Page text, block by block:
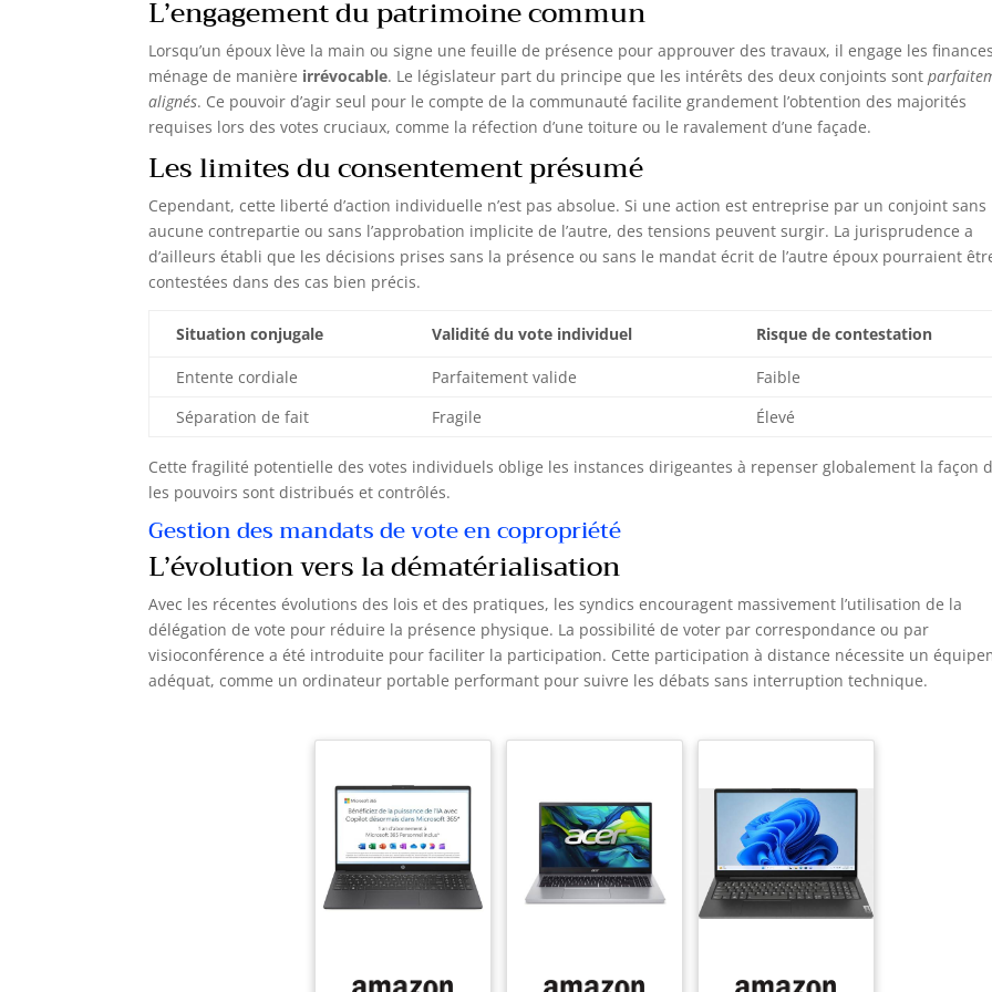
reste comme neuve
【SERRURE EN ACIER】La
serrure en acier est
antirouille, solide et
résistant à l'usure. Elle
protège vos affaires
personnelles en toute
sécurité
reste comme neuve
serrure en acier est
antirouille, solide et
résistant à l'usure. Elle
protège vos affaires
sécurité
fermeture avec serrures
tampons en caoutchouc
garantissent une
fermeture silencieuses,
ROBUSTESSE
INDUSTRIELLE: Fait
d'acier de haute qualité,
ce meuble industriel est
bien plus qu'une simple
fonctionnel, idéal pour
les amateurs de meuble
étagères de rangement
nettoyage, faisant de
FACILE, EXPÉRIENCE
OPTIMISÉE: Oubliez les
Imaginez-la comme le
vestiaire industriel de
vos rêves, combinant à
la fois le style et la
fonctionnalité, tout en
offrant une organisation
L’engagement du patrimoine commun
Lorsqu’un époux lève la main ou signe une feuille de présence pour approuver des travaux, il engage les
ménage de manière irrévocable. Le législateur part du principe que les intérêts des deux conjoints sont
alignés. Ce pouvoir d’agir seul pour le compte de la communauté facilite grandement l’obtention des majorités
requises lors des votes cruciaux, comme la réfection d’une toiture ou le ravalement d’une façade.
Les limites du consentement présumé
Cependant, cette liberté d’action individuelle n’est pas absolue. Si une action est entreprise par un conjoint sans
aucune contrepartie ou sans l’approbation implicite de l’autre, des tensions peuvent surgir. La jurisprudence a
d’ailleurs établi que les décisions prises sans la présence ou sans le mandat écrit de l’autre époux pourraient
contestées dans des cas bien précis.
Situation conjugale Validité du vote individuel Risque de contestation
Entente cordiale Parfaitement valide
Faible
Séparation de fait
Fragile Élevé
Cette fragilité potentielle des votes individuels oblige les instances dirigeantes à repenser globalement la façon
les pouvoirs sont distribués et contrôlés.
Gestion des mandats de vote en copropriété
L’évolution vers la dématérialisation
Avec les récentes évolutions des lois et des pratiques, les syndics encouragent massivement l’utilisation de la
délégation de vote pour réduire la présence physique. La possibilité de voter par correspondance ou par
visioconférence a été introduite pour faciliter la participation. Cette participation à distance nécessite un
adéquat, comme un ordinateur portable performant pour suivre les débats sans interruption technique.